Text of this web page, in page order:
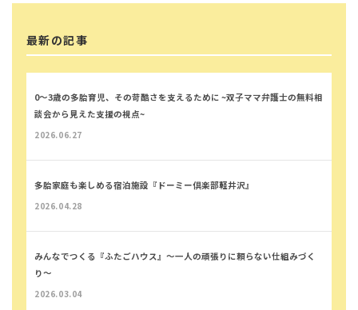
最新の記事
0～3歳の多胎育児、その苛酷さを支えるために ~双子ママ弁護士の無料相
談会から見えた支援の視点~
2026.06.27
多胎家庭も楽しめる宿泊施設『ドーミー倶楽部軽井沢』
2026.04.28
みんなでつくる『ふたごハウス』～一人の頑張りに頼らない仕組みづく
り～
2026.03.04